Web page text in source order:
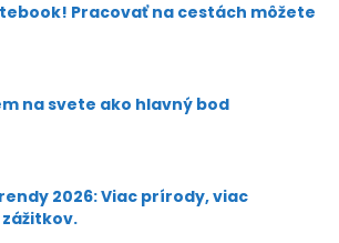
Pracovať na cestách môžete
na svete ako hlavný bod
2026: Viac prírody, viac